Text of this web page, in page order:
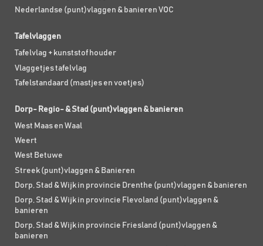
Nederlandse (punt)vlaggen & banieren VOC
Tafelvlaggen
Tafelvlag + kunststof houder
Vlaggetjes tafelvlag
Tafelstandaard (mastjes en voetjes)
Dorp- Regio- & Stad (punt)vlaggen & banieren
West Maas en Waal
Weert
West Betuwe
Streek (punt)vlaggen & Banieren
Dorp, Stad & Wijk in provincie Drenthe (punt)vlaggen & banieren
Dorp, Stad & Wijk in provincie Flevoland (punt)vlaggen &
banieren
Dorp, Stad & Wijk in provincie Friesland (punt)vlaggen &
banieren